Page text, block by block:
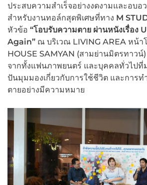
ประสบความสำเร็จอย่างงดงามและอบ
สำหรับงานทอล์กสุดพิเศษที่ทาง M
หัวข้อ “โอบรับความตาย ผ่านหนังเรื่อง
Again” ณ บริเวณ LIVING AREA หน้า
HOUSE SAMYAN (สามย่านมิตรทาวน์
จากทั้งแฟนภาพยนตร์ และบุคคลทั่วไปที่
ปันมุมมองเกี่ยวกับการใช้ชีวิต และการท
ตายอย่างมีความหมาย